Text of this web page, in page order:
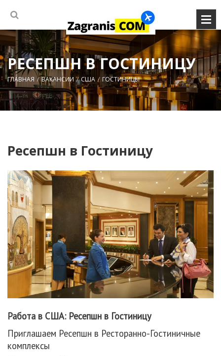
РЕСЕПШН В ГОСТИНИЦУ
ГЛАВНАЯ ВАКАНСИИ США ГОСТИНИЦЫ
Ресепшн в Гостиницу
Работа в США: Ресепшн в Гостиницу
Приглашаем Ресепшн в Ресторанно-Гостиничные
комплексы